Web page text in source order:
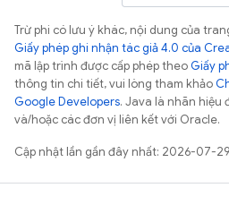
Trừ phi có lưu ý khác, nội dung của
Giấy phép ghi nhận tác giả 4.0 của
mã lập trình được cấp phép theoGiấy
thông tin chi tiết, vui lòng tham khảo
Google Developers. Java là nhãn hiệu
và/hoặc các đơn vị liên kết với Oracle.
Cập nhật lần gần đây nhất: 2026-07-29